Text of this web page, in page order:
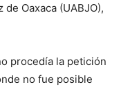
Oaxaca (UABJO),
procedía la petición
no fue posible